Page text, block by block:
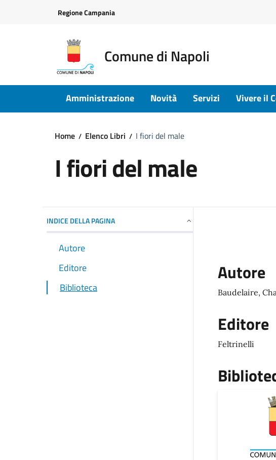
Regione Campania
Comune di Napoli
Amministrazione Novità Servizi Vivere il
Home Elenco Libri I fiori del male
I fiori del male
INDICE DELLA PAGINA
Autore
Editore
Biblioteca
Autore
Baudelaire,
Editore
Feltrinelli